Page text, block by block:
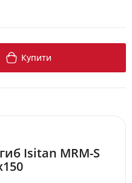
Купити
Isitan MRM-S